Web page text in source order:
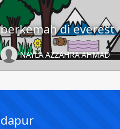
berkemah di everest
NAYLA AZZAHRA AHMAD
dapur